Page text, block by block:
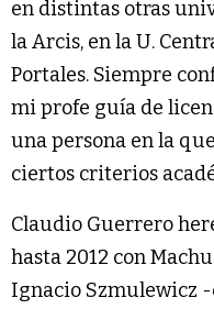
en distintas otras
la Arcis, en la U.
Portales. Siempre
mi profe guía de
una persona en la
ciertos criterios
Claudio Guerrero
hasta 2012 con
Ignacio Szmulewicz